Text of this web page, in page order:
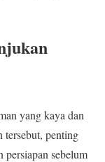
yang kaya dan
tersebut, penting
sebelum